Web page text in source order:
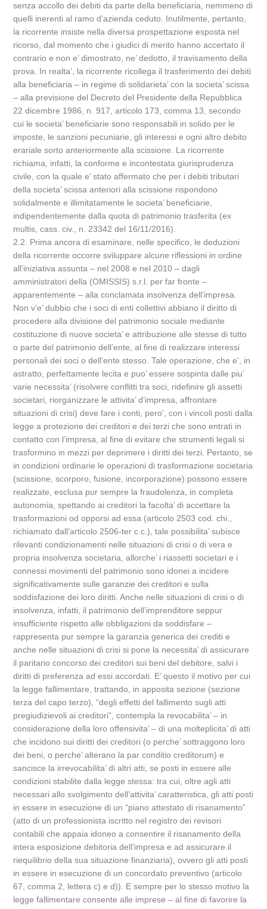
senza accollo dei debiti da parte della beneficiaria, nemmeno di
quelli inerenti al ramo d’azienda ceduto. Inutilmente, pertanto,
la ricorrente insiste nella diversa prospettazione esposta nel
ricorso, dal momento che i giudici di merito hanno accertato il
contrario e non e’ dimostrato, ne’ dedotto, il travisamento della
prova. In realta’, la ricorrente ricollega il trasferimento dei debiti
alla beneficiaria – in regime di solidarieta’ con la societa’ scissa
– alla previsione del Decreto del Presidente della Repubblica
22 dicembre 1986, n. 917, articolo 173, comma 13, secondo
cui le societa’ beneficiarie sono responsabili in solido per le
imposte, le sanzioni pecuniarie, gli interessi e ogni altro debito
erariale sorto anteriormente alla scissione. La ricorrente
richiama, infatti, la conforme e incontestata giurisprudenza
civile, con la quale e’ stato affermato che per i debiti tributari
della societa’ scissa anteriori alla scissione rispondono
solidalmente e illimitatamente le societa’ beneficiarie,
indipendentemente dalla quota di patrimonio trasferita (ex
multis, cass. civ., n. 23342 del 16/11/2016).
2.2. Prima ancora di esaminare, nelle specifico, le deduzioni
della ricorrente occorre sviluppare alcune riflessioni in ordine
all’iniziativa assunta – nel 2008 e nel 2010 – dagli
amministratori della (OMISSIS) s.r.l. per far fronte –
apparentemente – alla conclamata insolvenza dell’impresa.
Non v’e’ dubbio che i soci di enti collettivi abbiano il diritto di
procedere alla divisione del patrimonio sociale mediante
costituzione di nuove societa’ e attribuzione alle stesse di tutto
o parte del patrimonio dell’ente, al fine di realizzare interessi
personali dei soci o dell’ente stesso. Tale operazione, che e’, in
astratto, perfettamente lecita e puo’ essere sospinta dalle piu’
varie necessita’ (risolvere conflitti tra soci, ridefinire gli assetti
societari, riorganizzare le attivita’ d’impresa, affrontare
situazioni di crisi) deve fare i conti, pero’, con i vincoli posti dalla
legge a protezione dei creditori e dei terzi che sono entrati in
contatto con l’impresa, al fine di evitare che strumenti legali si
trasformino in mezzi per deprimere i diritti dei terzi. Pertanto, se
in condizioni ordinarie le operazioni di trasformazione societaria
(scissione, scorporo, fusione, incorporazione) possono essere
realizzate, esclusa pur sempre la fraudolenza, in completa
autonomia, spettando ai creditori la facolta’ di accettare la
trasformazioni od opporsi ad essa (articolo 2503 cod. chi.,
richiamato dall’articolo 2506-ter c.c.), tale possibilita’ subisce
rilevanti condizionamenti nelle situazioni di crisi o di vera e
propria insolvenza societaria, allorche’ i riassetti societari e i
connessi movimenti del patrimonio sono idonei a incidere
significativamente sulle garanzie dei creditori e sulla
soddisfazione dei loro diritti. Anche nelle situazioni di crisi o di
insolvenza, infatti, il patrimonio dell’imprenditore seppur
insufficiente rispetto alle obbligazioni da soddisfare –
rappresenta pur sempre la garanzia generica dei crediti e
anche nelle situazioni di crisi si pone la necessita’ di assicurare
il paritario concorso dei creditori sui beni del debitore, salvi i
diritti di preferenza ad essi accordati. E’ questo il motivo per cui
la legge fallimentare, trattando, in apposita sezione (sezione
terza del capo terzo), “degli effetti del fallimento sugli atti
pregiudizievoli ai creditori”, contempla la revocabilita’ – in
considerazione della loro offensivita’ – di una molteplicita’ di atti
che incidono sui diritti dei creditori (o perche’ sottraggono loro
dei beni, o perche’ alterano la par conditio creditorum) e
sancisce la irrevocabilita’ di altri atti, se posti in essere alle
condizioni stabilite dalla legge stessa: tra cui, oltre agli atti
necessari allo svolgimento dell’attivita’ caratteristica, gli atti posti
in essere in esecuzione di un “piano attestato di risanamento”
(atto di un professionista iscritto nel registro dei revisori
contabili che appaia idoneo a consentire il risanamento della
intera esposizione debitoria dell’impresa e ad assicurare il
riequilibrio della sua situazione finanziaria), ovvero gli atti posti
in essere in esecuzione di un concordato preventivo (articolo
67, comma 2, lettera c) e d)). E sempre per lo stesso motivo la
legge fallimentare consente alle imprese – al fine di favorire la